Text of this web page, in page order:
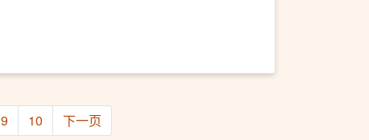
9 10 下一页